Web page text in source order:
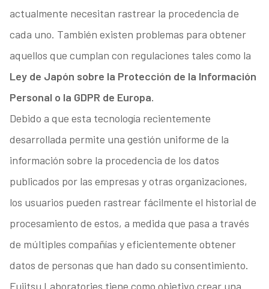
actualmente necesitan rastrear la procedencia de
cada uno. También existen problemas para obtener
aquellos que cumplan con regulaciones tales como la
Ley de Japón sobre la Protección de la Información
Personal o la GDPR de Europa.
Debido a que esta tecnología recientemente
desarrollada permite una gestión uniforme de la
información sobre la procedencia de los datos
publicados por las empresas y otras organizaciones,
los usuarios pueden rastrear fácilmente el historial de
procesamiento de estos, a medida que pasa a través
de múltiples compañías y eficientemente obtener
datos de personas que han dado su consentimiento.
Fujitsu Laboratories tiene como objetivo crear una